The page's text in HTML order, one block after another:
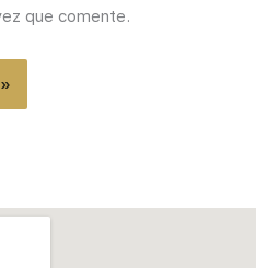
que comente.